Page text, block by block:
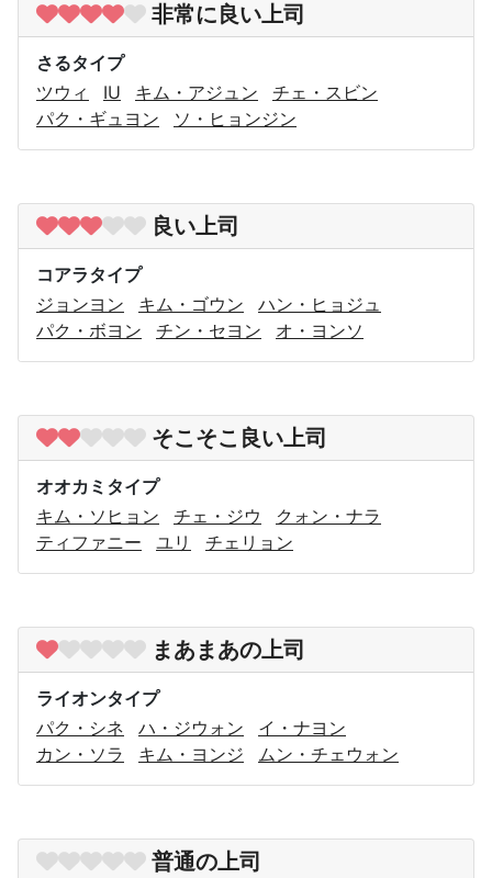
非常に良い上司
さるタイプ
ツウィ
IU キム・アジュン
チェ・スビン
パク・ギュヨン
ソ・ヒョンジン
良い上司
コアラタイプ
ジョンヨン
キム・ゴウン
ハン・ヒョジュ
パク・ボヨン
チン・セヨン オ・ヨンソ
そこそこ良い上司
オオカミタイプ
キム・ソヒョン
チェ・ジウ
クォン・ナラ
ティファニー
ユリ チェリョン
まあまあの上司
ライオンタイプ
パク・シネ
ハ・ジウォン
イ・ナヨン
カン・ソラ
キム・ヨンジ ムン・チェウォン
普通の上司